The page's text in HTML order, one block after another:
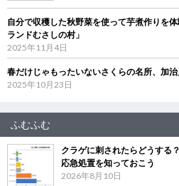
自分で収穫した秋野菜を使って芋煮作りを
ランドむさしの村」
2025年11月4日
春だけじゃもったいないさくらの名所、加
2025年10月23日
ふむふむ
クラゲに刺されたらどうす
応急処置を知っておこう
2026年8月10日